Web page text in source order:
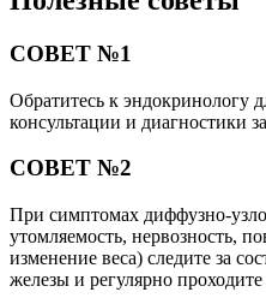
СОВЕТ №1
Обратитесь к эндокринологу
консультации и диагностики
СОВЕТ №2
При симптомах диффузно-
утомляемость, нервозность,
изменение веса) следите за
железы и регулярно